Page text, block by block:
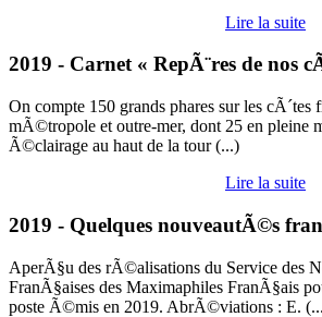
Lire la suite
2019 - Carnet « RepÃ¨res de nos
On compte 150 grands phares sur les cÃ´tes
mÃ©tropole et outre-mer, dont 25 en pleine
Ã©clairage au haut de la tour (...)
Lire la suite
2019 - Quelques nouveautÃ©s
AperÃ§u des rÃ©alisations du Service des
FranÃ§aises des Maximaphiles FranÃ§ais
poste Ã©mis en 2019. AbrÃ©viations : E.